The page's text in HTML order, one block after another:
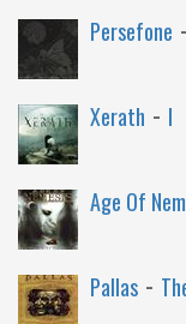
Persefone -
Xerath - I
Age Of
Pallas -